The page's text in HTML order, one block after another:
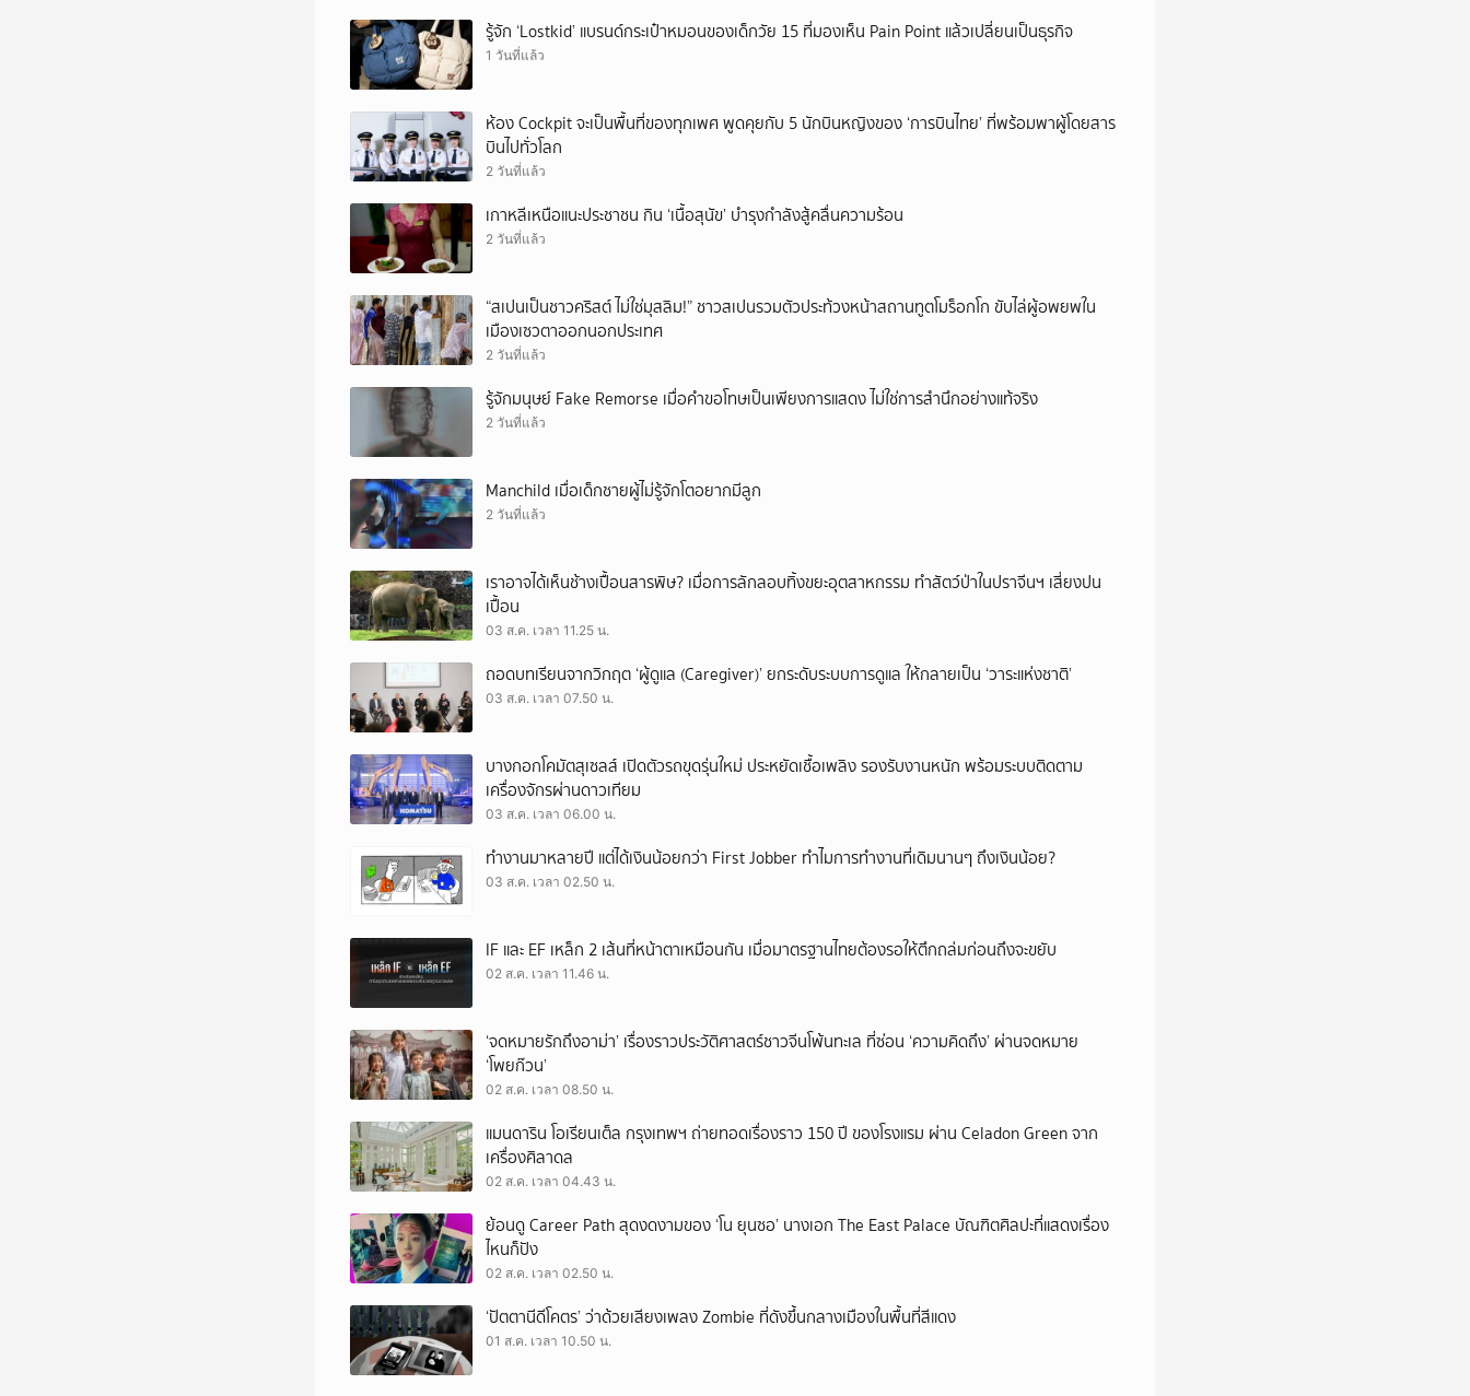
รู้จัก ‘Lostkid’ แบรนด์กระเป๋าหมอนของเด็กวัย 15 ที่มองเห็น Pain Point แล้วเปลี่ยนเป็นธุรกิจ
1 วันที่แล้ว
ห้อง Cockpit จะเป็นพื้นที่ของทุกเพศ พูดคุยกับ 5 นักบินหญิงของ ‘การบินไทย’ ที่พร้อมพาผู้โดยสาร
บินไปทั่วโลก
2 วันที่แล้ว
เกาหลีเหนือแนะประชาชน กิน ‘เนื้อสุนัข’ บำรุงกำลังสู้คลื่นความร้อน
2 วันที่แล้ว
“สเปนเป็นชาวคริสต์ ไม่ใช่มุสลิม!” ชาวสเปนรวมตัวประท้วงหน้าสถานทูตโมร็อกโก ขับไล่ผู้อพยพใน
เมืองเซวตาออกนอกประเทศ
2 วันที่แล้ว
รู้จักมนุษย์ Fake Remorse เมื่อคำขอโทษเป็นเพียงการแสดง ไม่ใช่การสำนึกอย่างแท้จริง
2 วันที่แล้ว
Manchild เมื่อเด็กชายผู้ไม่รู้จักโตอยากมีลูก
2 วันที่แล้ว
เราอาจได้เห็นช้างเปื้อนสารพิษ? เมื่อการลักลอบทิ้งขยะอุตสาหกรรม ทำสัตว์ป่าในปราจีนฯ เสี่ยงปน
เปื้อน
03 ส.ค. เวลา 11.25 น.
ถอดบทเรียนจากวิกฤต ‘ผู้ดูแล (Caregiver)’ ยกระดับระบบการดูแล ให้กลายเป็น ‘วาระแห่งชาติ’
03 ส.ค. เวลา 07.50 น.
บางกอกโคมัตสุเซลส์ เปิดตัวรถขุดรุ่นใหม่ ประหยัดเชื้อเพลิง รองรับงานหนัก พร้อมระบบติดตาม
เครื่องจักรผ่านดาวเทียม
03 ส.ค. เวลา 06.00 น.
ทำงานมาหลายปี แต่ได้เงินน้อยกว่า First Jobber ทำไมการทำงานที่เดิมนานๆ ถึงเงินน้อย?
03 ส.ค. เวลา 02.50 น.
IF และ EF เหล็ก 2 เส้นที่หน้าตาเหมือนกัน เมื่อมาตรฐานไทยต้องรอให้ตึกถล่มก่อนถึงจะขยับ
02 ส.ค. เวลา 11.46 น.
‘จดหมายรักถึงอาม่า’ เรื่องราวประวัติศาสตร์ชาวจีนโพ้นทะเล ที่ซ่อน ‘ความคิดถึง’ ผ่านจดหมาย
‘โพยก๊วน’
02 ส.ค. เวลา 08.50 น.
แมนดาริน โอเรียนเต็ล กรุงเทพฯ ถ่ายทอดเรื่องราว 150 ปี ของโรงแรม ผ่าน Celadon Green จาก
เครื่องศิลาดล
02 ส.ค. เวลา 04.43 น.
ย้อนดู Career Path สุดงดงามของ ‘โน ยุนซอ’ นางเอก The East Palace บัณฑิตศิลปะที่แสดงเรื่อง
ไหนก็ปัง
02 ส.ค. เวลา 02.50 น.
‘ปัตตานีดีโคตร’ ว่าด้วยเสียงเพลง Zombie ที่ดังขึ้นกลางเมืองในพื้นที่สีแดง
01 ส.ค. เวลา 10.50 น.